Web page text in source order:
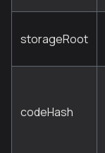
storageRoot
codeHash